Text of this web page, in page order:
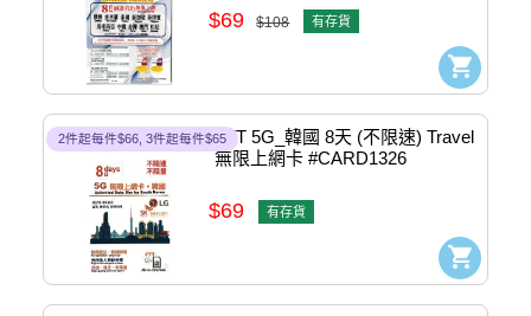
$69 $108 有存貨
2件起每件$66, 3件起每件$65FTT 5G_韓國 8天 (不限速) Travel
無限上網卡 #CARD1326
$69 有存貨